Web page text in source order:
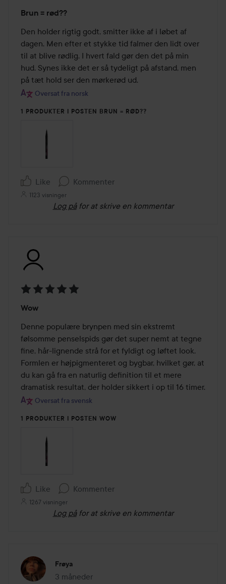
4
ud
af
5
Brun = rød??
Den holder rigtig godt, smitter ikke af i løbet af
dagen. Men efter et stykke tid falmer den lidt over
til at blive rødlig. I hvert fald gør den det på min
hud. Synes ikke det er så tydeligt på afstand, men
på tæt hold ser den mørkerød ud.
Oversat fra norsk
1 PRODUKTER I POSTEN BRUN = RØD??
Like Kommenter
1123 visninger
Log på for at skrive en kommentar
5
ud
af
5
Wow
Denne populære brynpen med sin ekstremt
følsomme penselspids gør det super nemt at tegne
fine, hår-lignende strå for et fyldigt og løftet look.
Formlen er højpigmenteret og bygbar, hvilket gør, at
du kan gå fra en naturlig definition til et mere
dramatisk resultat, der holder sikkert i op til 16 timer.
Oversat fra svensk
1 PRODUKTER I POSTEN WOW
Like Kommenter
1267 visninger
Log på for at skrive en kommentar
Frøya
3 måneder
Posten blev oprettet 3 måneder